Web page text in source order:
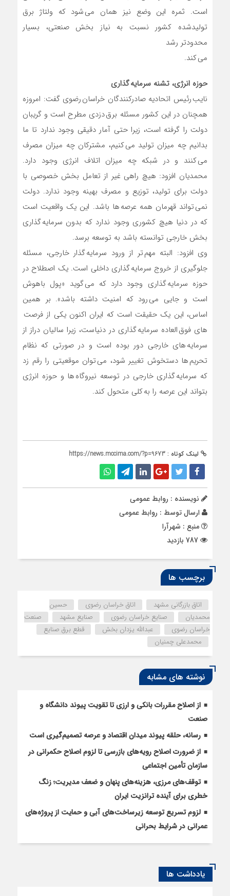
است. ثمره این وضع نیز همان می شود که ولتاژ برق
تولیدشده کشور نسبت به نیاز بخش صنعتی، بسیار
محدودتر رشد
می کند.
حوزه انرژی، تشنه سرمایه گذاری
نایب رئیس اتحادیه صادرکنندگان خراسان رضوی گفت: امروزه
همچنان در این کشور مسئله برق دزدی مطرح است و گریبان
دولت را گرفته است، زیرا حتی آمار دقیقی وجود ندارد تا ما
بدانیم چه میزان تولید می کنیم، مشترکان چه میزان مصرف
می کنند و در شبکه چه میزان اتلاف انرژی وجود دارد.
محمدیان افزود: هیچ راهی غیر از تعامل بخش خصوصی با
دولت برای تولید، توزیع و مصرف بهینه وجود ندارد. دولت
نمی تواند قهرمان همه عرصه ها باشد. این یک واقعیت است
که در دنیا هیچ کشوری وجود ندارد که بدون سرمایه گذاری
بخش خارجی توانسته باشد به توسعه برسد.
وی افزود: البته مهم تر از ورود سرمایه گذار خارجی، مسئله
جلوگیری از خروج سرمایه گذاری داخلی است. یک اصطلاح در
حوزه سرمایه گذاری وجود دارد که می گوید «پول باهوش
است و جایی می رود که امنیت داشته باشد». بر همین
اساس، این یک حقیقت است که ایران اکنون یکی از فرصت
های فوق العاده سرمایه گذاری در دنیاست، زیرا سالیان دراز از
سرمایه های خارجی دور بوده است و در صورتی که نظام
تحریم ها دستخوش تغییر شود، می توان موقعیتی را رقم زد
که سرمایه گذاری خارجی در توسعه نیروگاه ها و حوزه انرژی
بتواند این عرصه را به کلی متحول کند.
لینک کوتاه : https://news.mccima.com/?p=9673
نویسنده : روابط عمومی
ارسال توسط : روابط عمومی
منبع : شهرآرا
برچسب ها
اتاق بازرگانی مشهد اتاق خراسان رضوی
حسین
محمدیان
صنایع خراسان رضوی صنایع مشهد
صنعت
خراسان رضوی
عبدالله یزدان بخش
قطع برق صنایع
محمدعلی چمنیان
نوشته های مشابه
از اصلاح مقررات بانکی و ارزی تا تقویت پیوند دانشگاه و
صنعت
رسانه، حلقه پیوند میدان اقتصاد و عرصه تصمیم‌گیری است
از ضرورت اصلاح رویه‌های بازرسی تا لزوم اصلاح حکمرانی در
سازمان تأمین اجتماعی
توقف‌های مرزی، هزینه‌های پنهان و ضعف مدیریت؛ زنگ
خطری برای آینده ترانزیت ایران
لزوم تسریع توسعه زیرساخت‌های آبی و حمایت از پروژه‌های
عمرانی در شرایط بحرانی
یادداشت ها